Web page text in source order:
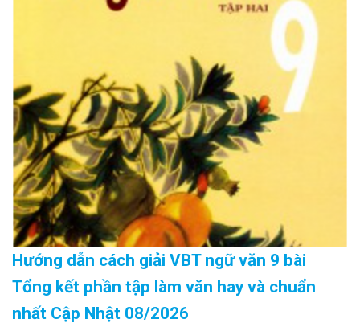
Hướng dẫn cách giải VBT ngữ văn 9 bài
Tổng kết phần tập làm văn hay và chuẩn
nhất Cập Nhật 08/2026